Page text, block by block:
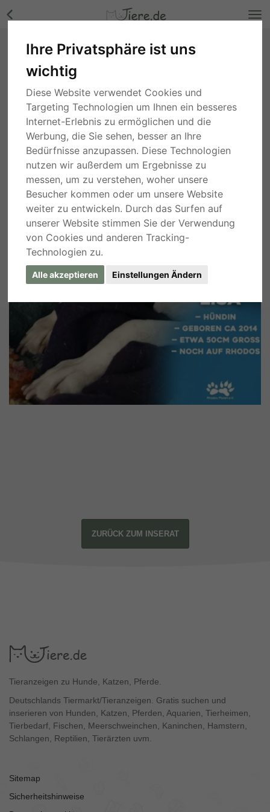
Ihre Privatsphäre ist uns
wichtig
Diese Website verwendet Cookies und
Targeting Technologien um Ihnen ein besseres
Internet-Erlebnis zu ermöglichen und die
Werbung, die Sie sehen, besser an Ihre
Bedürfnisse anzupassen. Diese Technologien
nutzen wir außerdem um Ergebnisse zu
messen, um zu verstehen, woher unsere
Besucher kommen oder um unsere Website
weiter zu entwickeln. Durch das Surfen auf
unserer Website stimmen Sie der Verwendung
von Cookies und anderen Tracking-
Technologien zu.
Alle akzeptieren Einstellungen Ändern
Lisa, Mischling - Hündin Bilder
Rheinland-Pfalz, vor 2 Jahren
ZURÜCK ZUM INSERAT
Tieranzeigen zu Hunde, Katzen, Pferde.
Deutschlands Tiermarkt/Tieranzeigen. Gratis suchen und
inserieren von Hunden, Katzen, Pferden, Aquarien, Tierheimen,
Tierbedarf, Fischen, Meerschweinchen, Kaninchen, Hamstern,
Schlangen, Reptilien, Tierärzten uvm.
Sitemap
Sicherheitshinweise